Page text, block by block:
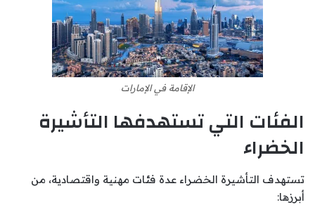
الإقامة في الإمارات
الفئات التي تستهدفها التأشيرة
الخضراء
تستهدف التأشيرة الخضراء عدة فئات مهنية واقتصادية، من
أبرزها: